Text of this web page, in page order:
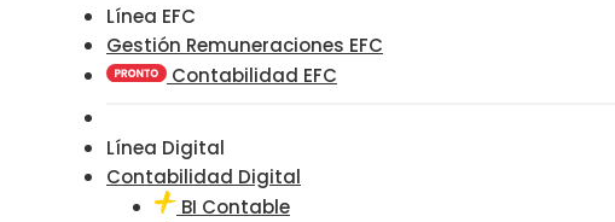
Línea EFC
Gestión Remuneraciones EFC
Contabilidad EFC
Línea Digital
Contabilidad Digital
BI Contable